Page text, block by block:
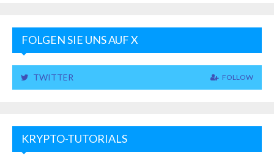
FOLGEN SIE UNS AUF X
TWITTER FOLLOW
KRYPTO-TUTORIALS